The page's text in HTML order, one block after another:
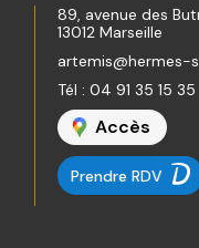
89, avenue des
13012 Marseille
artemis@hermes-
Tél :04 91 35 15 35
Accès
Prendre RDV